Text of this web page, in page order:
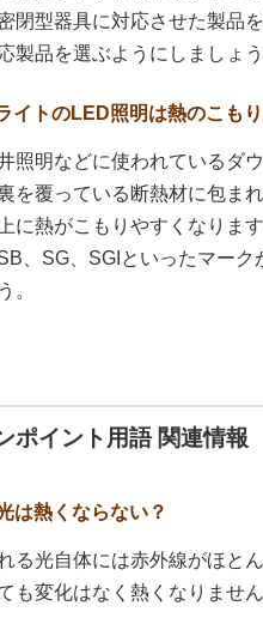
閉型器具に対応させた製品
製品を選ぶようにしましょう
イトのLED照明は熱のこも
照明などに使われているダ
を覆っている断熱材に包ま
に熱がこもりやすくなりま
、SG、SGIといったマー
。
ポイント用語 関連情報
は熱くならない？
れる光自体には赤外線がほと
も変化はなく熱くなりませ